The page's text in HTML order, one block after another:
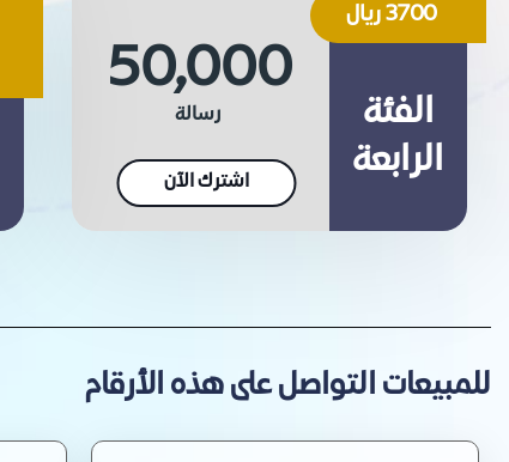
الفئة
الرابعة
3700 ريال
50,000
رسالة
اشترك الآن
للمبيعات التواصل على هذه الأرقام